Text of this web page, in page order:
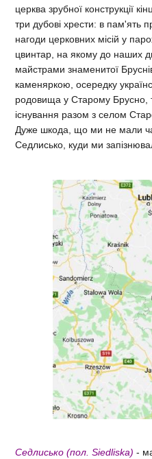
церква зрубної конструкції
три дубові хрести: в пам'ять
нагоди церковних місій у
цвинтар, на якому до наших
майстрами знаменитої
каменяркою, осередку
родовища у Старому Брусно,
існування разом з селом
Дуже шкода, що ми не мали
Седлисько, куди ми
Седлисько (пол. Siedliska) -